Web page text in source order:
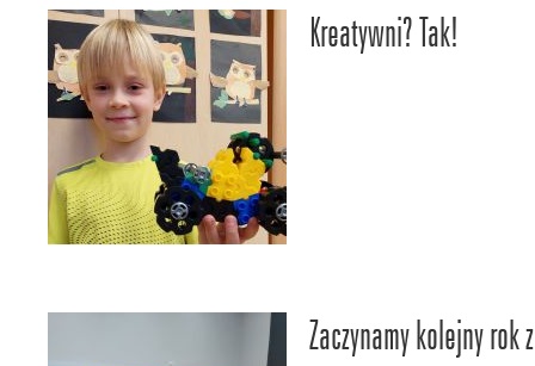
Kreatywni? Tak!
Zaczynamy kolejny rok